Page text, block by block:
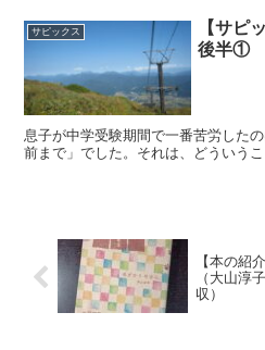
サピックス
【サピ
後半①
息子が中学受験期間で一番苦労した
前まで」でした。それは、どういう
【本の紹
（大山淳
収）